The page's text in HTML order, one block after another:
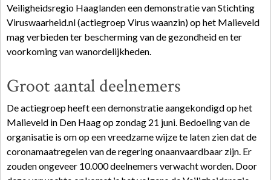
Veiligheidsregio Haaglanden een demonstratie van Stichting
Viruswaarheid.nl (actiegroep Virus waanzin) op het Malieveld
mag verbieden ter bescherming van de gezondheid en ter
voorkoming van wanordelijkheden.
Groot aantal deelnemers
De actiegroep heeft een demonstratie aangekondigd op het
Malieveld in Den Haag op zondag 21 juni. Bedoeling van de
organisatie is om op een vreedzame wijze te laten zien dat de
coronamaatregelen van de regering onaanvaardbaar zijn. Er
zouden ongeveer 10.000 deelnemers verwacht worden. Door